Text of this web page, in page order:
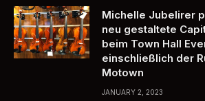
Michelle Jubelirer
neu gestaltete
beim Town Hall
einschließlich der
Motown
JANUARY 2, 2023